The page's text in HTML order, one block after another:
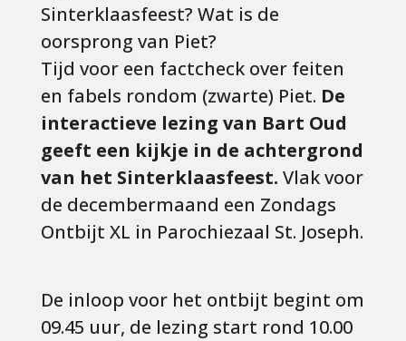
Sinterklaasfeest? Wat is de
oorsprong van Piet?
Tijd voor een factcheck over feiten
en fabels rondom (zwarte) Piet. De
interactieve lezing van Bart Oud
geeft een kijkje in de achtergrond
van het Sinterklaasfeest. Vlak voor
de decembermaand een Zondags
Ontbijt XL in Parochiezaal St. Joseph.
De inloop voor het ontbijt begint om
09.45 uur, de lezing start rond 10.00